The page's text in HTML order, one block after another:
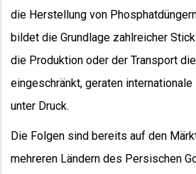
die Herstellung von
bildet die Grundlage zahlreicher
die Produktion oder der Transport
eingeschränkt, geraten internationale
unter Druck.
Die Folgen sind bereits auf den
mehreren Ländern des Persischen